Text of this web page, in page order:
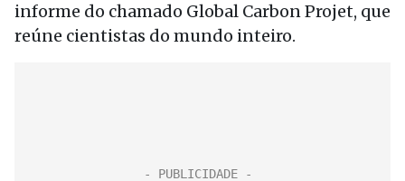
informe do chamado Global Carbon Projet, que
reúne cientistas do mundo inteiro.